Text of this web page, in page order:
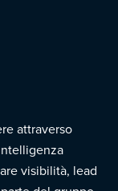
attraverso
visibilità, lead